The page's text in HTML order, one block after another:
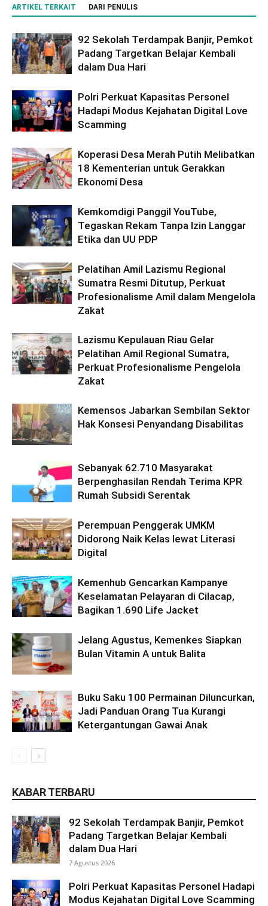
ARTIKEL TERKAIT DARI PENULIS
92 Sekolah Terdampak Banjir, Pemkot
Padang Targetkan Belajar Kembali
dalam Dua Hari
Polri Perkuat Kapasitas Personel
Hadapi Modus Kejahatan Digital Love
Scamming
Koperasi Desa Merah Putih Melibatkan
18 Kementerian untuk Gerakkan
Ekonomi Desa
Kemkomdigi Panggil YouTube,
Tegaskan Rekam Tanpa Izin Langgar
Etika dan UU PDP
Pelatihan Amil Lazismu Regional
Sumatra Resmi Ditutup, Perkuat
Profesionalisme Amil dalam Mengelola
Zakat
Lazismu Kepulauan Riau Gelar
Pelatihan Amil Regional Sumatra,
Perkuat Profesionalisme Pengelola
Zakat
Kemensos Jabarkan Sembilan Sektor
Hak Konsesi Penyandang Disabilitas
Sebanyak 62.710 Masyarakat
Berpenghasilan Rendah Terima KPR
Rumah Subsidi Serentak
Perempuan Penggerak UMKM
Didorong Naik Kelas lewat Literasi
Digital
Kemenhub Gencarkan Kampanye
Keselamatan Pelayaran di Cilacap,
Bagikan 1.690 Life Jacket
Jelang Agustus, Kemenkes Siapkan
Bulan Vitamin A untuk Balita
Buku Saku 100 Permainan Diluncurkan,
Jadi Panduan Orang Tua Kurangi
Ketergantungan Gawai Anak
KABAR TERBARU
92 Sekolah Terdampak Banjir, Pemkot
Padang Targetkan Belajar Kembali
dalam Dua Hari
7 Agustus 2026
Polri Perkuat Kapasitas Personel Hadapi
Modus Kejahatan Digital Love Scamming